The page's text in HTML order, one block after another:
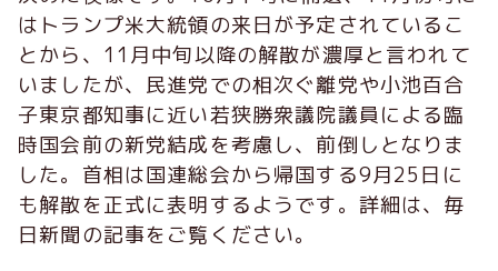
はトランプ米大統領の来日が予定されているこ
とから、11月中旬以降の解散が濃厚と言われて
いましたが、民進党での相次ぐ離党や小池百合
子東京都知事に近い若狭勝衆議院議員による臨
時国会前の新党結成を考慮し、前倒しとなりま
した。首相は国連総会から帰国する9月25日に
も解散を正式に表明するようです。詳細は、毎
日新聞の記事をご覧ください。